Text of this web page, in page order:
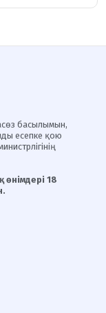
басылымын,
есепке қою
өнімдері 18